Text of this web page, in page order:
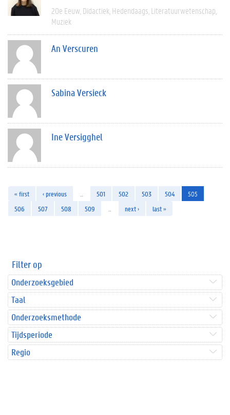
20e Eeuw Didactiek Hedendaags Literatuurwetenschap
Muziek
An Verscuren
Sabina Versieck
Ine Versigghel
« first ‹ previous 501 502 503 504
505
506
507 508 509 next › last »
Filter op
Onderzoeksgebied
Taal
Onderzoeksmethode
Tijdsperiode
Regio